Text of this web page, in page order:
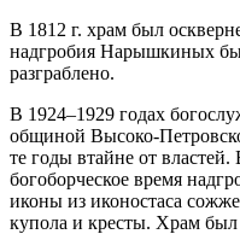
В 1812 г. храм был
надгробия Нарышкиных
разграблено.
В 1924–1929 годах
общиной Высоко-
те годы втайне от
богоборческое время
иконы из иконостаса
купола и кресты. Храм был